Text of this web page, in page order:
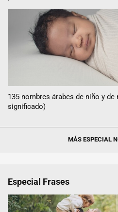
135 nombres árabes de niño y de
significado)
MÁS ESPECIAL
Especial Frases